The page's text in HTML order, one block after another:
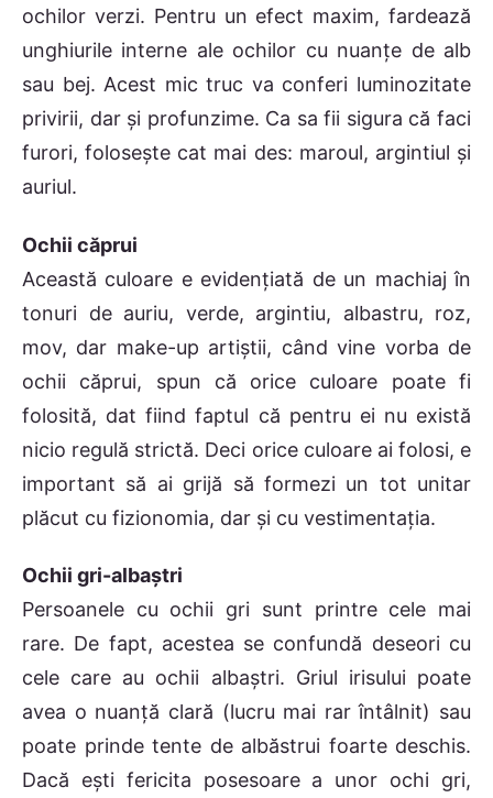
ochilor verzi. Pentru un efect maxim, fardează
unghiurile interne ale ochilor cu nuanţe de alb
sau bej. Acest mic truc va conferi luminozitate
privirii, dar şi profunzime. Ca sa fii sigura că faci
furori, foloseşte cat mai des: maroul, argintiul şi
auriul.
Ochii căprui
Această culoare e evidenţiată de un machiaj în
tonuri de auriu, verde, argintiu, albastru, roz,
mov, dar make-up artiştii, când vine vorba de
ochii căprui, spun că orice culoare poate fi
folosită, dat fiind faptul că pentru ei nu există
nicio regulă strictă. Deci orice culoare ai folosi, e
important să ai grijă să formezi un tot unitar
plăcut cu fizionomia, dar şi cu vestimentaţia.
Ochii gri-albaştri
Persoanele cu ochii gri sunt printre cele mai
rare. De fapt, acestea se confundă deseori cu
cele care au ochii albaştri. Griul irisului poate
avea o nuanţă clară (lucru mai rar întâlnit) sau
poate prinde tente de albăstrui foarte deschis.
Dacă eşti fericita posesoare a unor ochi gri,